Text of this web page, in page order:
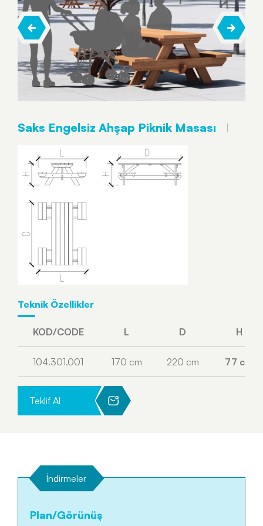
Saks Engelsiz Ahşap Piknik Masası
Teknik Özellikler
KOD/CODE L D H
104.301.001 170 cm 220 cm 77 cm
Teklif Al
İndirmeler
Plan/Görünüş